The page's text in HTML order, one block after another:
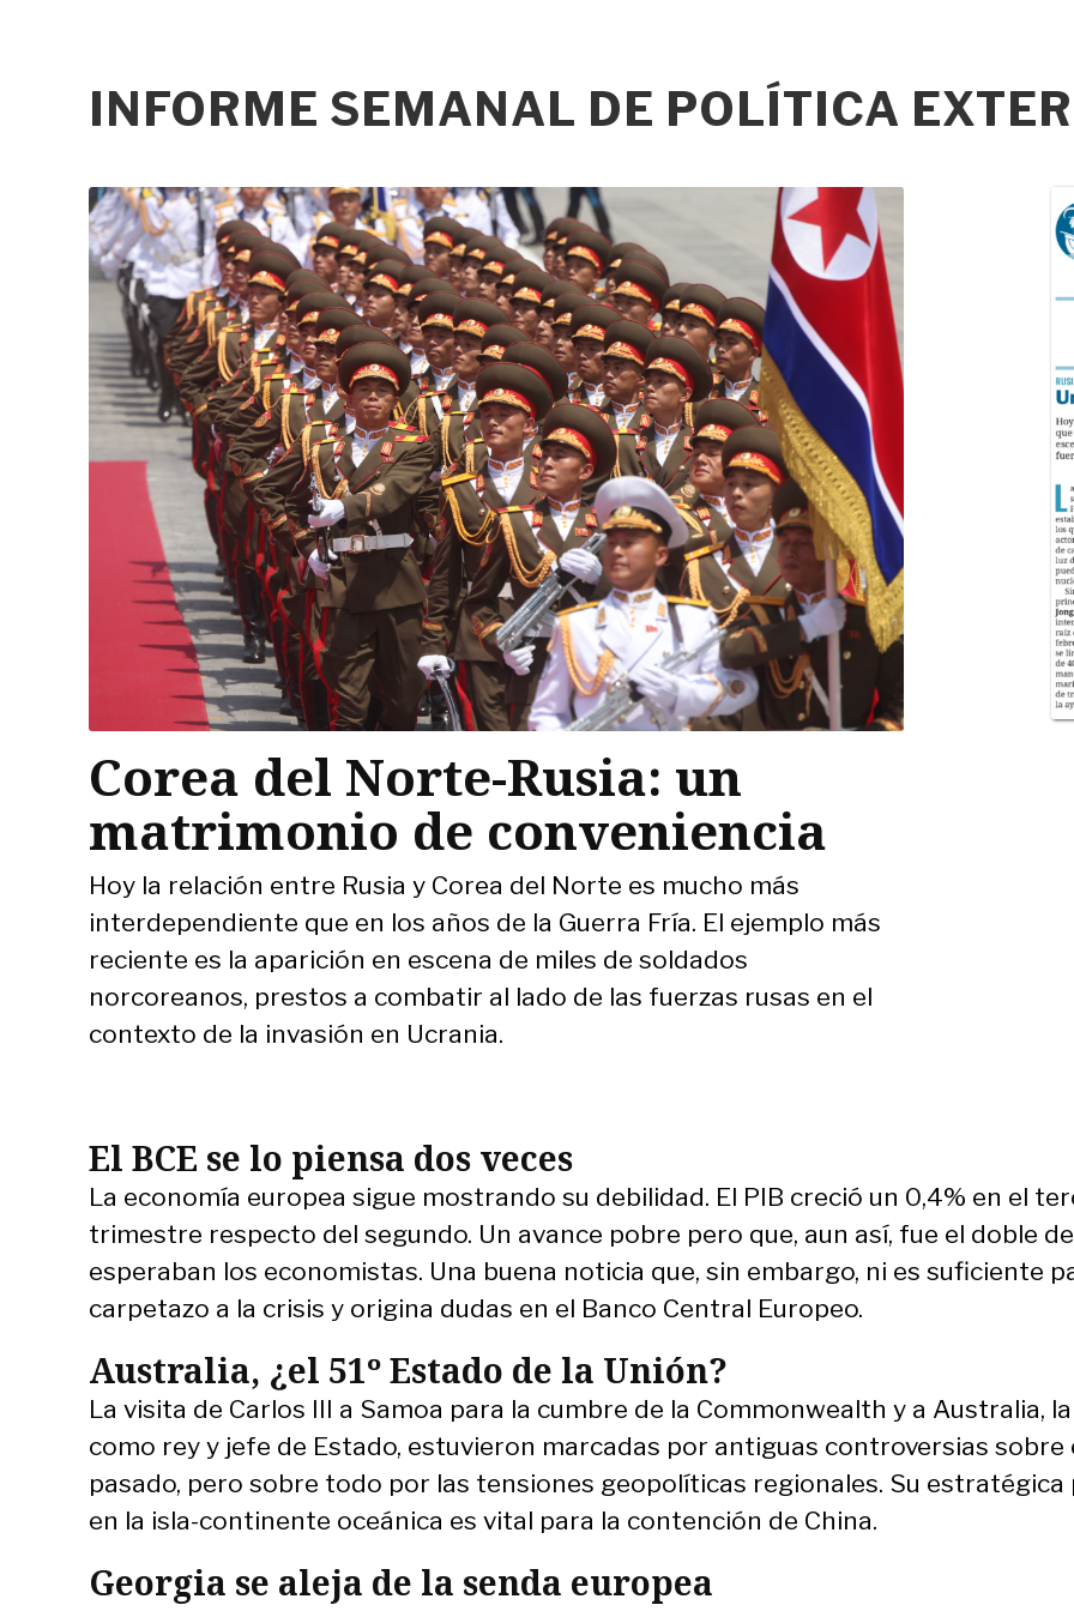
INFORME SEMANAL DE POLÍTICA
Corea del Norte-Rusia: un
matrimonio de conveniencia
Hoy la relación entre Rusia y Corea del Norte es mucho más
interdependiente que en los años de la Guerra Fría. El ejemplo más
reciente es la aparición en escena de miles de soldados
norcoreanos, prestos a combatir al lado de las fuerzas rusas en el
contexto de la invasión en Ucrania.
El BCE se lo piensa dos veces
La economía europea sigue mostrando su debilidad. El PIB creció un 0,4% en el
trimestre respecto del segundo. Un avance pobre pero que, aun así, fue el doble
esperaban los economistas. Una buena noticia que, sin embargo, ni es suficiente
carpetazo a la crisis y origina dudas en el Banco Central Europeo.
Australia, ¿el 51º Estado de la Unión?
La visita de Carlos III a Samoa para la cumbre de la Commonwealth y a Australia,
como rey y jefe de Estado, estuvieron marcadas por antiguas controversias sobre
pasado, pero sobre todo por las tensiones geopolíticas regionales. Su estratégica
en la isla-continente oceánica es vital para la contención de China.
Georgia se aleja de la senda europea